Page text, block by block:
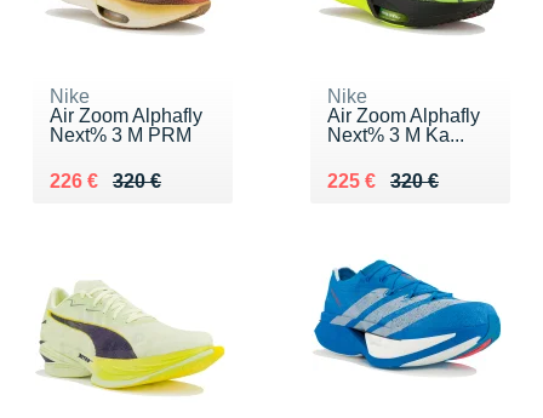
Nike
Air Zoom Alphafly
Next% 3 M PRM
320 €
Au lieu de 320 €
226 €
Vendu 226 €
Nike
Air Zoom Alphafly
Next% 3 M Ka...
320 €
Au lieu de 320 €
225 €
Vendu 225 €